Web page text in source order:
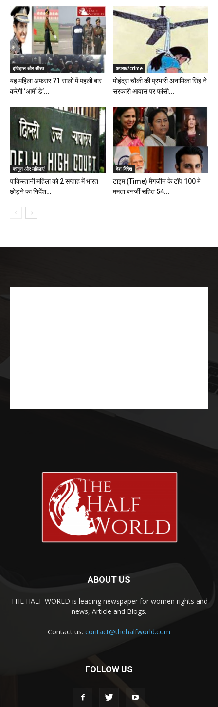
इतिहास और औरत
यह महिला अफसर 71 सालों में पहली बार
करेगी ‘आर्मी डे’...
अपराध/crime
मोहंद्रा चौकी की प्रभारी अनामिका सिंह ने
सरकारी आवास पर फांसी...
कानून और महिलाएं
पाकिस्तानी महिला को 2 सप्ताह में भारत
छोड़ने का निर्देश…
देश-विदेश
टाइम (Time) मैगजीन के टॉप 100 में
ममता बनर्जी सहित 54...
ABOUT US
THE HALF WORLD is leading newspaper for women rights and
news, Article and Blogs.
Contact us: contact@thehalfworld.com
FOLLOW US